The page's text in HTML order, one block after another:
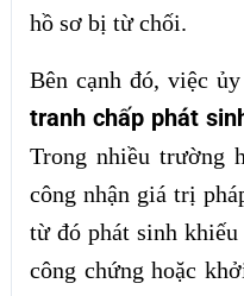
hồ sơ bị từ chối.
Bên cạnh đó, việc
tranh chấp phát
Trong nhiều trường
công nhận giá trị
từ đó phát sinh
công chứng hoặc